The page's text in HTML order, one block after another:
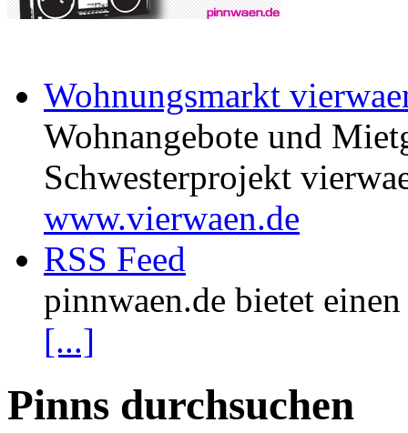
Wohnungsmarkt
Wohnangebote und
Schwesterprojekt
www.vierwaen.de
RSS Feed
pinnwaen.de bietet
[...]
Pinns durchsuchen